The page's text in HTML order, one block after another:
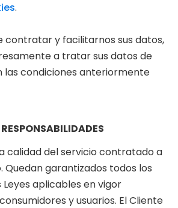
.
contratar y facilitarnos sus datos,
a tratar sus datos de
las condiciones anteriormente
calidad del servicio contratado a
Quedan garantizados todos los
aplicables en vigor
y usuarios. El Cliente